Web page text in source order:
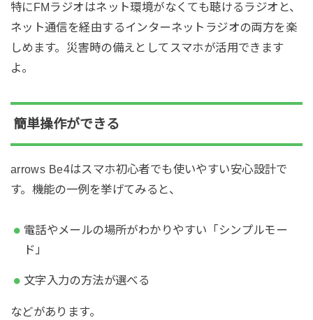
特にFMラジオはネット環境がなくても聴けるラジオと、
ネット通信を経由するインターネットラジオの両方を楽
しめます。災害時の備えとしてスマホが活用できます
よ。
簡単操作ができる
arrows Be4はスマホ初心者でも使いやすい安心設計で
す。機能の一例を挙げてみると、
電話やメールの場所がわかりやすい「シンプルモー
ド」
文字入力の方法が選べる
などがあります。